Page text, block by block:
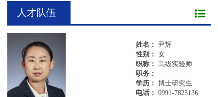
人才队伍
姓名： 尹辉
性别： 女
职称：
高级实验师
职务：
学历： 博士研究生
电话： 0991-7823136